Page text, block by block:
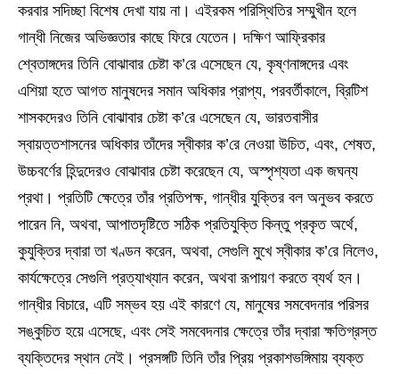
করবার সদিচ্ছা বিশেষ দেখা যায় না। এইরকম পরিস্থিতির সম্মুখীন হলে
গান্ধী নিজের অভিজ্ঞতার কাছে ফিরে যেতেন। দক্ষিণ আফ্রিকার
শ্বেতাঙ্গদের তিনি বোঝাবার চেষ্টা ক’রে এসেছেন যে, কৃষ্ণনাঙ্গদের এবং
এশিয়া হতে আগত মানুষদের সমান অধিকার প্রাপ্য, পরবর্তীকালে, ব্রিটিশ
শাসকদেরও তিনি বোঝাবার চেষ্টা ক’রে এসেছেন যে, ভারতবাসীর
স্বায়ত্তশাসনের অধিকার তাঁদের স্বীকার ক’রে নেওয়া উচিত, এবং, শেষত,
উচ্চবর্ণের হিন্দুদেরও বোঝাবার চেষ্টা করেছেন যে, অস্পৃশ্যতা এক জঘন্য
প্রথা। প্রতিটি ক্ষেত্রে তাঁর প্রতিপক্ষ, গান্ধীর যুক্তির বল অনুভব করতে
পারেন নি, অথবা, আপাতদৃষ্টিতে সঠিক প্রতিযুক্তি কিন্তু প্রকৃত অর্থে,
কুযুক্তির দ্বারা তা খণ্ডন করেন, অথবা, সেগুলি মুখে স্বীকার ক’রে নিলেও,
কার্যক্ষেত্রে সেগুলি প্রত্যাখ্যান করেন, অথবা রূপায়ণ করতে ব্যর্থ হন।
গান্ধীর বিচারে, এটি সম্ভব হয় এই কারণে যে, মানুষের সমবেদনার পরিসর
সঙ্কুচিত হয়ে এসেছে, এবং সেই সমবেদনার ক্ষেত্রে তাঁর দ্বারা ক্ষতিগ্রস্ত
ব্যক্তিদের স্থান নেই। প্রসঙ্গটি তিনি তাঁর প্রিয় প্রকাশভঙ্গিমায় ব্যক্ত